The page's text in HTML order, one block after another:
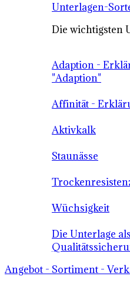
Unterlagen-
Die wichtigsten
Adaption -
"Adaption"
Affinität -
Aktivkalk
Staunässe
Wüchsigkeit
Die Unterlage
Angebot - Sortiment -